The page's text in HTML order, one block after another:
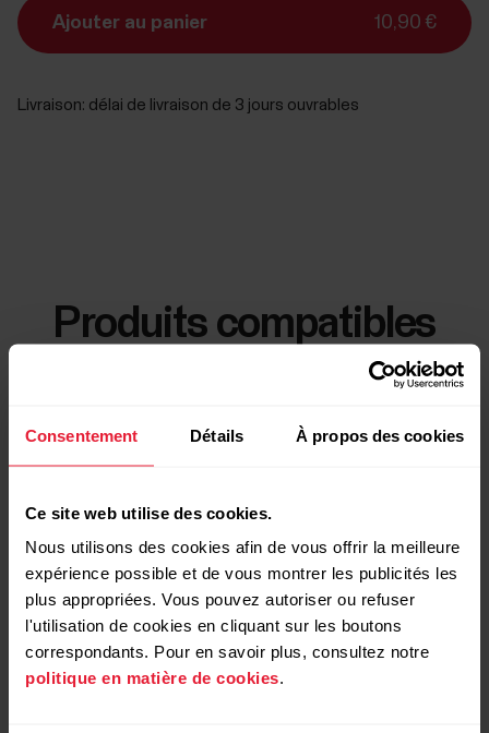
Consentement Détails À propos des cookies
Ce site web utilise des cookies.
Nous utilisons des cookies afin de vous offrir la meilleure
expérience possible et de vous montrer les publicités les
plus appropriées. Vous pouvez autoriser ou refuser
l'utilisation de cookies en cliquant sur les boutons
correspondants. Pour en savoir plus, consultez notre
politique en matière de cookies.
Ajouter au panier 10,90 €
Livraison: délai de livraison de 3 jours ouvrables
Produits compatibles